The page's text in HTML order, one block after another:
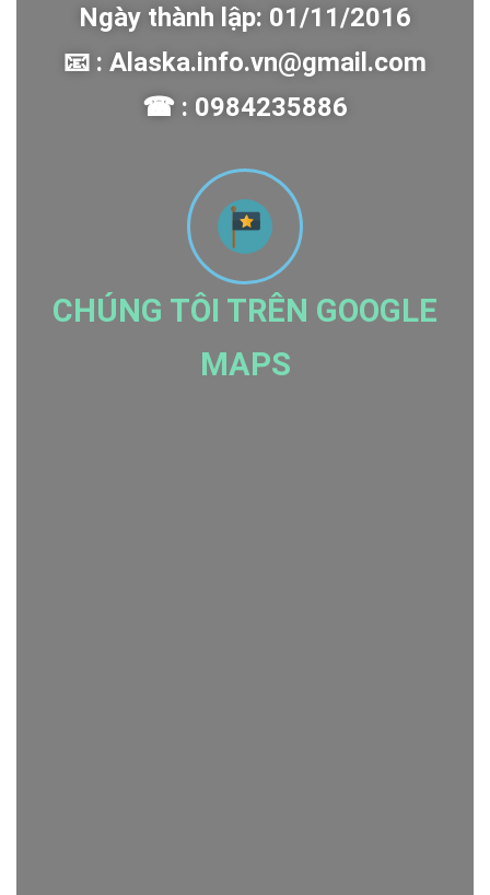
Ngày thành lập: 01/11/2016
📧 : Alaska.info.vn@gmail.com
☎ : 0984235886
CHÚNG TÔI TRÊN GOOGLE
MAPS